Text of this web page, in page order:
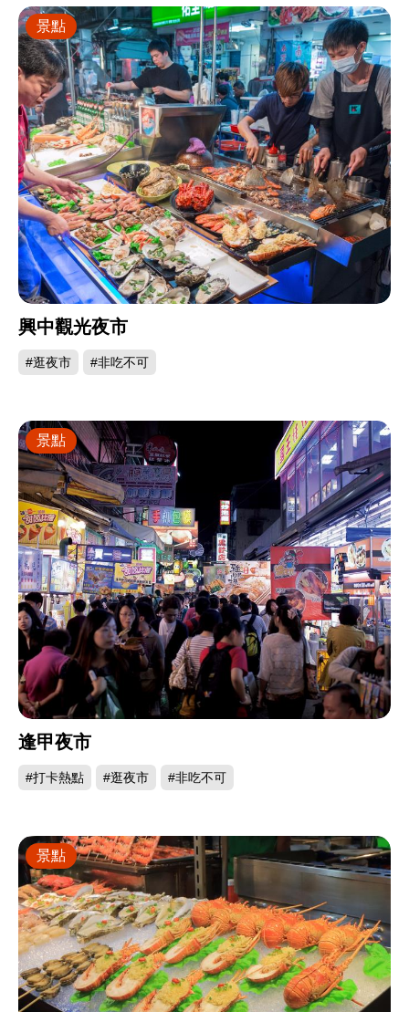
興中觀光夜市
#逛夜市 #非吃不可
景點
逢甲夜市
#打卡熱點 #逛夜市 #非吃不可
景點
景點